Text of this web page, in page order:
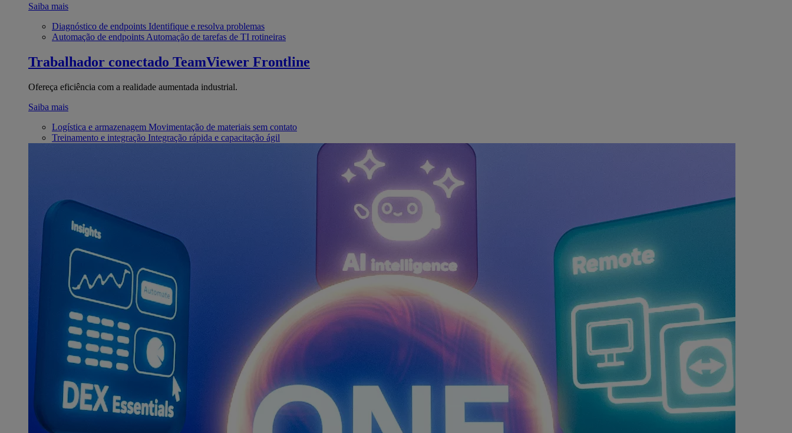
Saiba mais
Diagnóstico de endpoints Identifique e resolva problemas
Automação de endpoints Automação de tarefas de TI rotineiras
Trabalhador conectado TeamViewer Frontline
Ofereça eficiência com a realidade aumentada industrial.
Saiba mais
Logística e armazenagem Movimentação de materiais sem contato
Treinamento e integração Integração rápida e capacitação ágil